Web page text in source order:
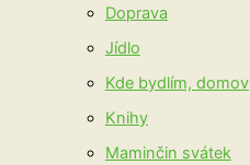
Doprava
Jídlo
Kde bydlím, domov
Knihy
Maminčin svátek